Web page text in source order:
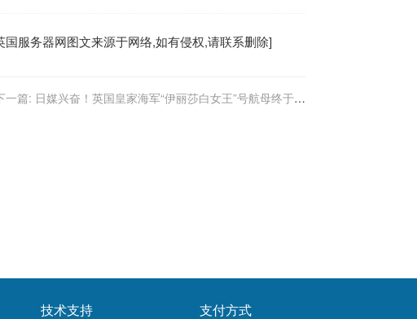
国服务器网图文来源于网络,如有侵权,请联系删除]
一篇: 日媒兴奋！英国皇家海军“伊丽莎白女王”号航母终于到
技术支持 支付方式